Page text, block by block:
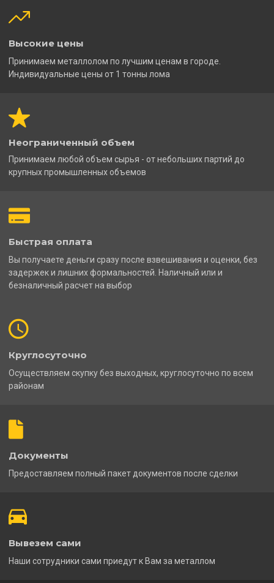
Высокие цены
Принимаем металлолом по лучшим ценам в городе.
Индивидуальные цены от 1 тонны лома
Неограниченный объем
Принимаем любой объем сырья - от небольших партий до
крупных промышленных объемов
Быстрая оплата
Вы получаете деньги сразу после взвешивания и оценки, без
задержек и лишних формальностей. Наличный или и
безналичный расчет на выбор
Круглосуточно
Осуществляем скупку без выходных, круглосуточно по всем
районам
Документы
Предоставляем полный пакет документов после сделки
Вывезем сами
Наши сотрудники сами приедут к Вам за металлом